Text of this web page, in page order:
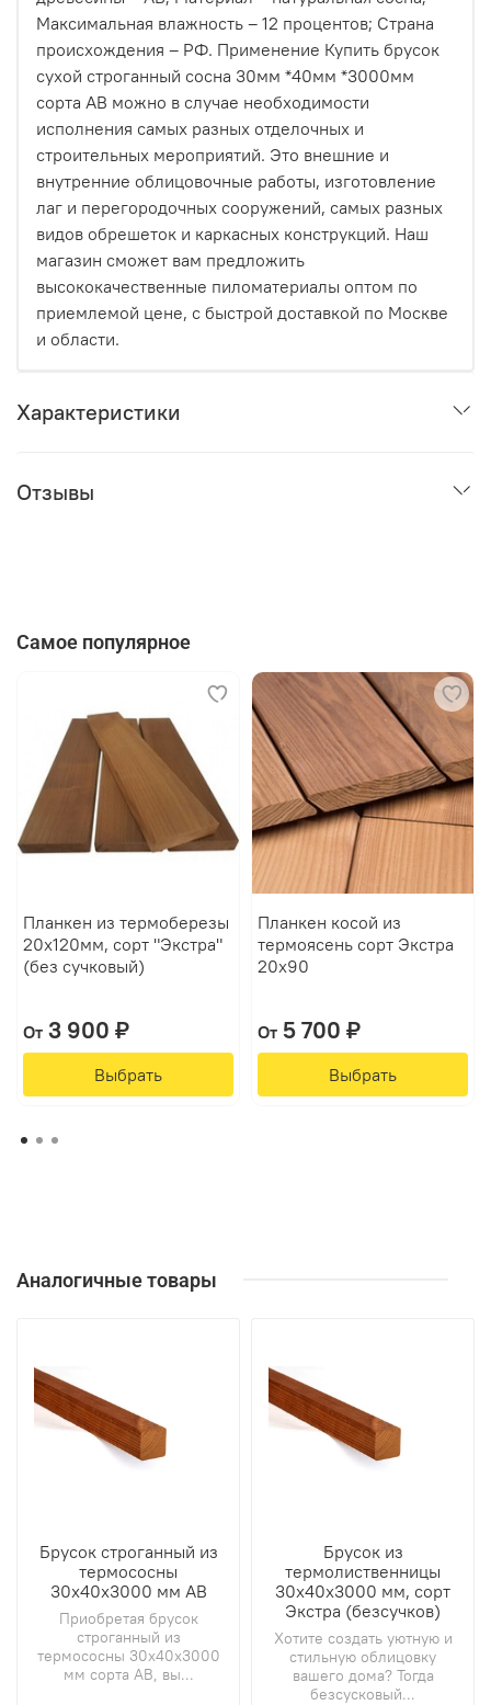
термоберезы до насыщенного термоясеня),
делает эту поверхность безупречной. Никаких
сучков, смоляных карманов или неровностей —
только чистый, современный дизайн.
Как это работает на практике?
Процесс максимально прост:
Вы выбираете доски из нашей линейки
термодревесины HARDRET.
Заказываете комплект «БлицПланк», подходящий
под вашу задачу (для фасада с шагом
направляющих 60 см или для террасы с шагом 50
Монтируете. Первая доска фиксируется стартовым
Максимальная влажность – 12 процентов; Страна
происхождения – РФ. Применение Купить брусок
сухой строганный сосна 30мм *40мм *3000мм
сорта АВ можно в случае необходимости
исполнения самых разных отделочных и
строительных мероприятий. Это внешние и
внутренние облицовочные работы, изготовление
лаг и перегородочных сооружений, самых разных
видов обрешеток и каркасных конструкций. Наш
магазин сможет вам предложить
высококачественные пиломатериалы оптом по
приемлемой цене, с быстрой доставкой по Москве
и области.
Характеристики
Отзывы
Самое популярное
Планкен из термоберезы
20х120мм, сорт "Экстра"
(без сучковый)
От3 900 ₽
Выбрать
Планкен косой из
термоясень сорт Экстра
20х90
От5 700 ₽
Выбрать
Аналогичные товары
Брусок строганный из
термососны
30х40х3000 мм АВ
Приобретая брусок
строганный из
термососны 30х40х3000
мм сорта АВ, вы...
Брусок из
термолиственницы
30х40х3000 мм, сорт
Экстра (безсучков)
Хотите создать уютную и
стильную облицовку
вашего дома? Тогда
безсусковый...